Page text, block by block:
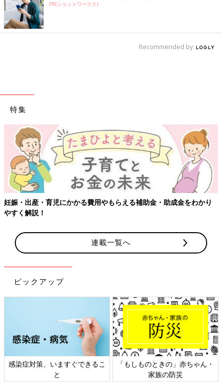
PR(ショットワークス)
Recommended by
特集
妊娠・出産・育児にかかる費用やもらえる補助金・助成金をわかり
やすく解説！
連載一覧へ
ピックアップ
感染症対策、いますぐできるこ
と
「もしものときの」赤ちゃん・
家族の防災